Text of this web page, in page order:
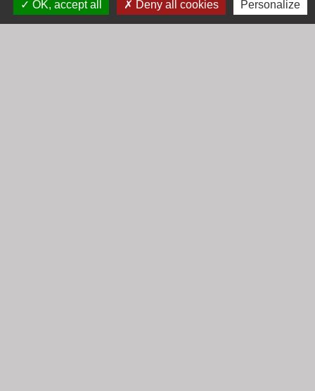
Vendredi : 16h00 - 18h00
OK, accept all
Deny all cookies Personalize